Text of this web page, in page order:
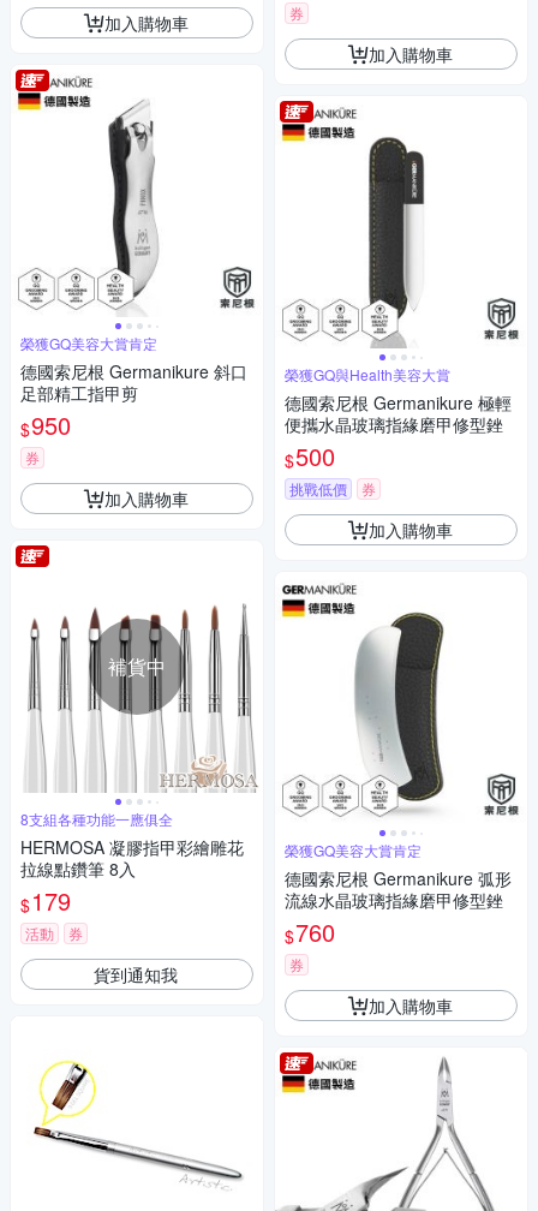
加入購物車
榮獲GQ美容大賞肯定
德國索尼根 Germanikure 斜口
足部精工指甲剪
$950
券
加入購物車
補貨中
8支組各種功能一應俱全
HERMOSA 凝膠指甲彩繪雕花
拉線點鑽筆 8入
$179
活動 券
貨到通知我
券
加入購物車
榮獲GQ與Health美容大賞
德國索尼根 Germanikure 極輕
便攜水晶玻璃指緣磨甲修型銼
$500
挑戰低價 券
加入購物車
榮獲GQ美容大賞肯定
德國索尼根 Germanikure 弧形
流線水晶玻璃指緣磨甲修型銼
$760
券
加入購物車